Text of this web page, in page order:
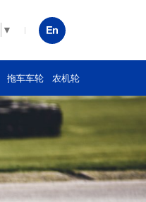
▼
拖车车轮 农机轮